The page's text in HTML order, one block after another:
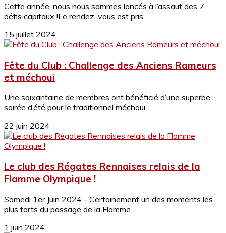
Cette année, nous nous sommes lancés à l’assaut des 7
défis capitaux !Le rendez-vous est pris,...
15 juillet 2024
Fête du Club : Challenge des Anciens Rameurs
et méchoui
Une soixantaine de membres ont bénéficié d’une superbe
soirée d’été pour le traditionnel méchoui...
22 juin 2024
Le club des Régates Rennaises relais de la
Flamme Olympique !
Samedi 1er Juin 2024 - Certainement un des moments les
plus forts du passage de la Flamme...
1 juin 2024